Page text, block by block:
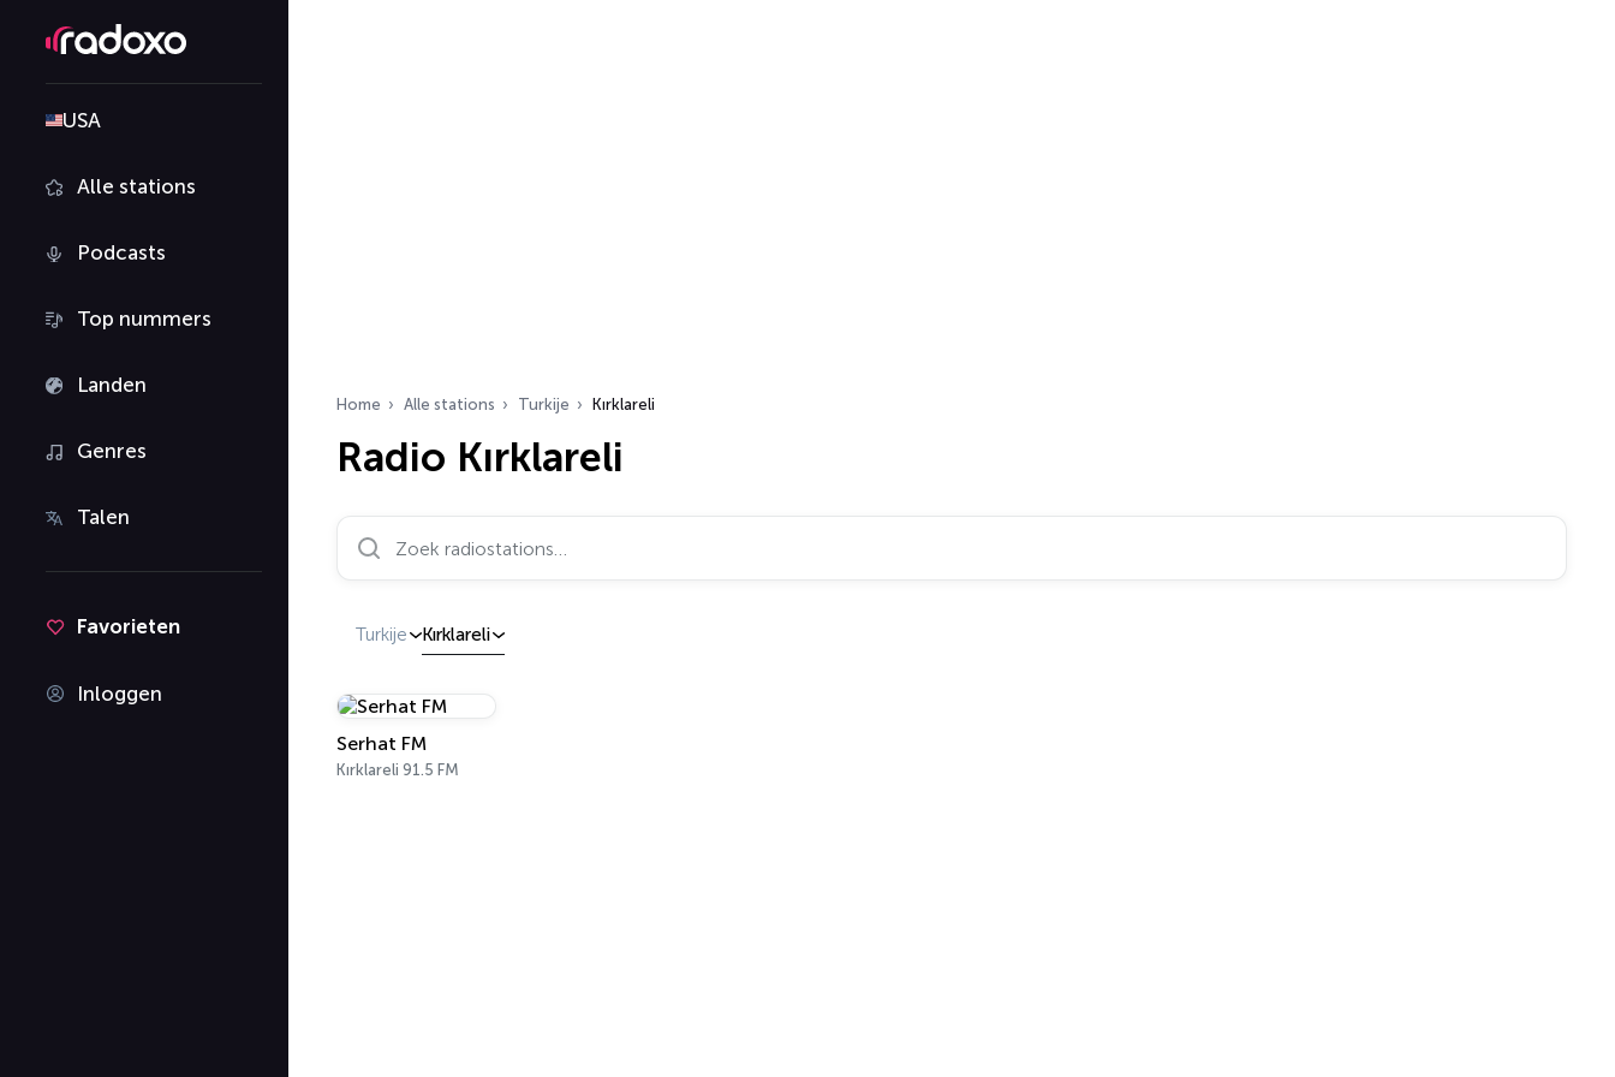
USA
Alle stations
Podcasts
Top nummers
Landen
Genres
Talen
Favorieten
Inloggen
Home Alle stations Turkije Kırklareli
Radio Kırklareli
Zoek radiostations…
Turkije Kırklareli
Serhat FM
Kırklareli 91.5 FM